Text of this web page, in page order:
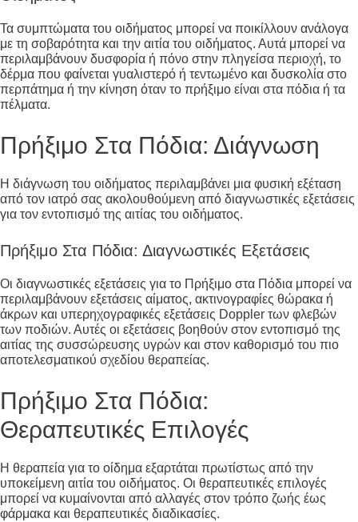
Τα συμπτώματα του οιδήματος μπορεί να ποικίλλουν ανάλογα
με τη σοβαρότητα και την αιτία του οιδήματος. Αυτά μπορεί να
περιλαμβάνουν δυσφορία ή πόνο στην πληγείσα περιοχή, το
δέρμα που φαίνεται γυαλιστερό ή τεντωμένο και δυσκολία στο
περπάτημα ή την κίνηση όταν το πρήξιμο είναι στα πόδια ή τα
πέλματα.
Πρήξιμο Στα Πόδια: Διάγνωση
Η διάγνωση του οιδήματος περιλαμβάνει μια φυσική εξέταση
από τον ιατρό σας ακολουθούμενη από διαγνωστικές εξετάσεις
για τον εντοπισμό της αιτίας του οιδήματος.
Πρήξιμο Στα Πόδια: Διαγνωστικές Εξετάσεις
Οι διαγνωστικές εξετάσεις για το Πρήξιμο στα Πόδια μπορεί να
περιλαμβάνουν εξετάσεις αίματος, ακτινογραφίες θώρακα ή
άκρων και υπερηχογραφικές εξετάσεις Doppler των φλεβών
των ποδιών. Αυτές οι εξετάσεις βοηθούν στον εντοπισμό της
αιτίας της συσσώρευσης υγρών και στον καθορισμό του πιο
αποτελεσματικού σχεδίου θεραπείας.
Πρήξιμο Στα Πόδια:
Θεραπευτικές Επιλογές
Η θεραπεία για το οίδημα εξαρτάται πρωτίστως από την
υποκείμενη αιτία του οιδήματος. Οι θεραπευτικές επιλογές
μπορεί να κυμαίνονται από αλλαγές στον τρόπο ζωής έως
φάρμακα και θεραπευτικές διαδικασίες.